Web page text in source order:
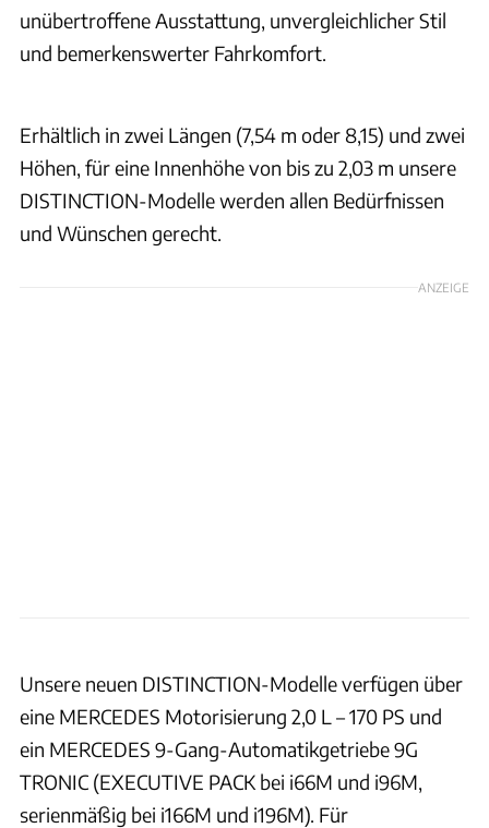
unübertroffene Ausstattung, unvergleichlicher Stil
und bemerkenswerter Fahrkomfort.
Erhältlich in zwei Längen (7,54 m oder 8,15) und zwei
Höhen, für eine Innenhöhe von bis zu 2,03 m unsere
DISTINCTION-Modelle werden allen Bedürfnissen
und Wünschen gerecht.
ANZEIGE
Unsere neuen DISTINCTION-Modelle verfügen über
eine MERCEDES Motorisierung 2,0 L – 170 PS und
ein MERCEDES 9-Gang-Automatikgetriebe 9G
TRONIC (EXECUTIVE PACK bei i66M und i96M,
serienmäßig bei i166M und i196M). Für